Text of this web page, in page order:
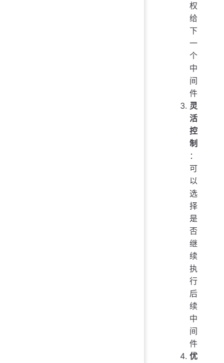
权
给
下
一
个
中
间
件
灵
活
控
制
：
可
以
选
择
是
否
继
续
执
行
后
续
中
间
件
优